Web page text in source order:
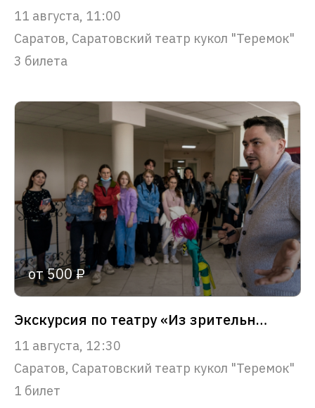
11 августа, 11:00
Саратов, Саратовский театр кукол "Теремок"
3 билета
от 500 ₽
Экскурсия по театру «Из зрительного зала – в сердце театра»
11 августа, 12:30
Саратов, Саратовский театр кукол "Теремок"
1 билет